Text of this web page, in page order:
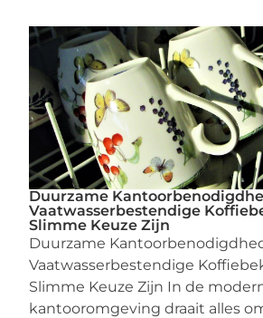
Duurzame
Vaatwasserbestendige
Slimme Keuze Zijn
Duurzame
Vaatwasserbestendige
Slimme Keuze Zijn In de
kantooromgeving draait alles